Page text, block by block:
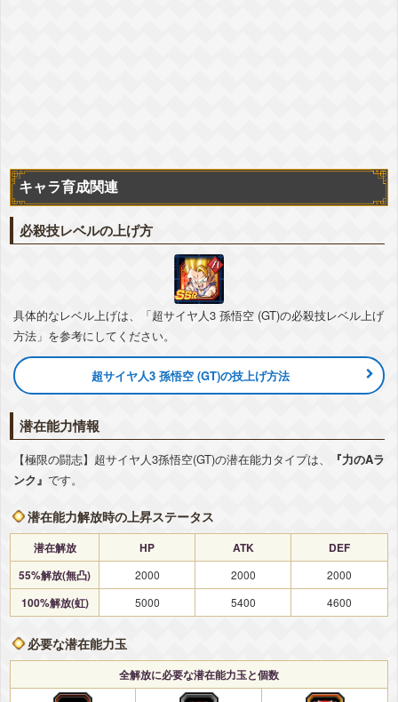
気力 +4 ATK +42% 敵のDEF低下 -10%
▽編成おすすめカテゴリ
超サイヤ人3 純粋サイヤ人 孫悟空の系譜 かめはめ波
亀仙流 親友の絆
『最終決戦の覚悟』超サイヤ人3孫悟空
+42% 敵のDEF低下
▽編成おすすめカテゴリ
超サイヤ人3
純粋サイヤ人
親子の絆 地球育ちの戦士
+詳細
相性
キャラ 詳細
『黄金色の拳』超サイヤ人3孫悟空
超サイヤ人3 純粋サイヤ人 孫悟空の系譜
親子の絆 地球育ちの戦士
キャラ育成関連
必殺技レベルの上げ方
具体的なレベル上げは、「超サイヤ人3 孫悟空 (GT)の必殺技レベル上げ
方法」を参考にしてください。
超サイヤ人3 孫悟空 (GT)の技上げ方法
潜在能力情報
【極限の闘志】超サイヤ人3孫悟空(GT)の潜在能力タイプは、
『力のAラ
ンク』 です。
潜在能力解放時の上昇ステータス
潜在解放 HP ATK
DEF
55%解放(無凸)
2000 2000 2000
100%解放(虹) 5000 5400 4600
必要な潜在能力玉
全解放に必要な潜在能力玉と個数